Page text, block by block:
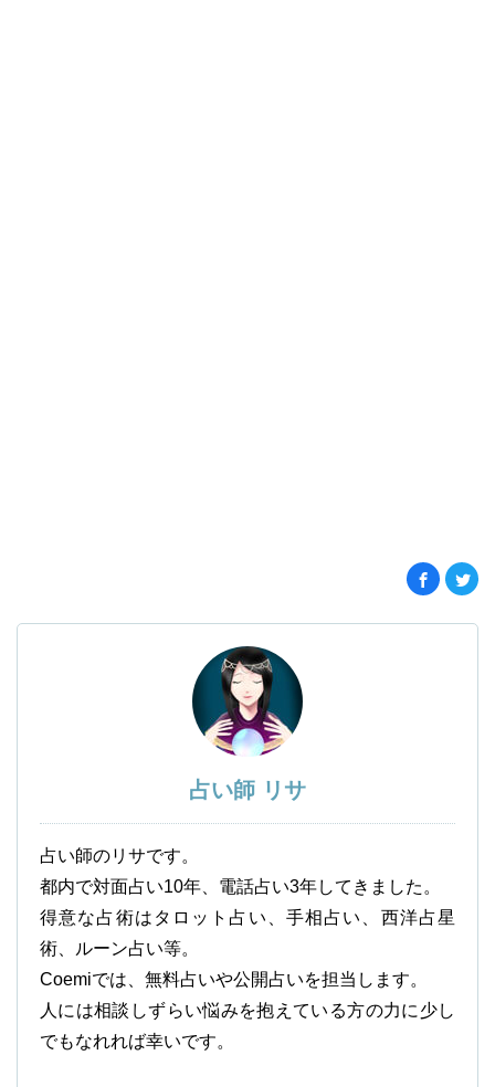
占い師 リサ
占い師のリサです。
都内で対面占い10年、電話占い3年してきました。
得意な占術はタロット占い、手相占い、西洋占星
術、ルーン占い等。
Coemiでは、無料占いや公開占いを担当します。
人には相談しずらい悩みを抱えている方の力に少し
でもなれれば幸いです。